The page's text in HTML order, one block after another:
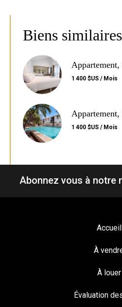
Biens similaires
Appartement,
1 400 $US / Mois
Appartement,
1 400 $US / Mois
Abonnez vous à notre
Accueil
À
À louer
Évaluation